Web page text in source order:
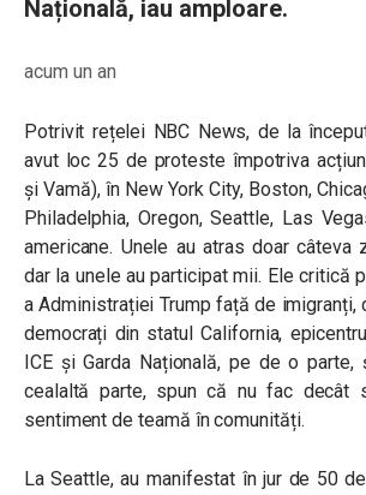
Națională, iau amploare.
acum un an
Potrivit rețelei NBC News, de la
avut loc 25 de proteste împotriva
și Vamă), în New York City, Boston,
Philadelphia, Oregon, Seattle, Las
americane. Unele au atras doar câteva
dar la unele au participat mii. Ele critică
a Administrației Trump față de
democrați din statul California,
ICE și Garda Națională, pe de o parte,
cealaltă parte, spun că nu fac decât
sentiment de teamă în comunități.
La Seattle, au manifestat în jur de 50